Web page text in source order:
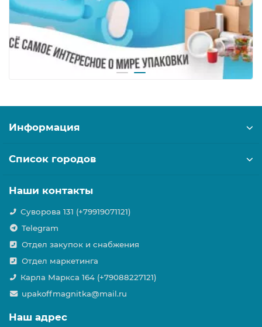
Информация
Список городов
Наши контакты
Суворова 131 (+79919071121)
Telegram
Отдел закупок и снабжения
Отдел маркетинга
Карла Маркса 164 (+79088227121)
upakoffmagnitka@mail.ru
Наш адрес